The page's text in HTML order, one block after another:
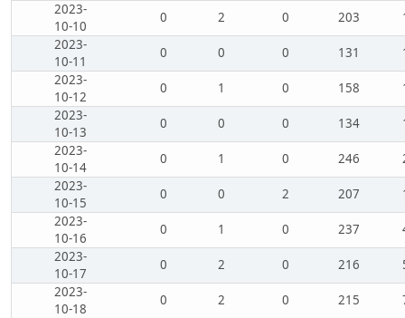
2023-
10-10
0 2 0 203
2023-
10-11
0 0 0 131
2023-
10-12
0 1 0 158
2023-
10-13
0 0 0 134
2023-
10-14
0 1 0 246
2023-
10-15
0 0 2 207
2023-
10-16
0 1 0 237
2023-
10-17
0 2 0 216
2023-
10-18
0 2 0 215